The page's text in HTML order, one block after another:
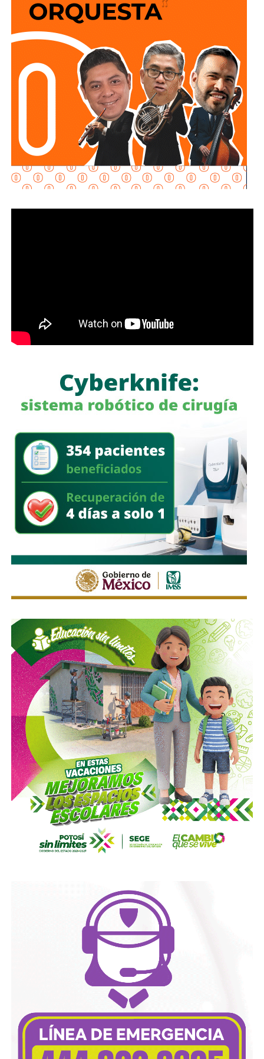
No soy un experto en ingeniería urbana, por lo que no
pretendo entrar en detalles técnicos de si está bien o mal
hecho, por eso me centro en losdebates que quieren
forzar las páginas de Facebookque se llaman medios
de prensa.
Pocas veces he visto medios cuestionar la constante
construcción de estructura cochista que lejos de mejorar la
movilidad, como dicen los boletines oficiales, tienden
solamente a
favorecer la velocidad
¿Quién se acuerda de los peatones? ¿Quién piensa
en el que quiere cruzar la calle sin tener que subirse
en medio de la calle, pero la mayoría de los que piden la
señal con el aviso son los mismos que, a propósito, no
ser cortés con los peatones que intentan
Señales faltan más, como una que indique para qué o
realidad nadie lo sabe a ciencia cierta, otras en toda la
ciudad, lasque avisen que la ciclovía no es para que se
estacionen autos de los negocios de Carranza o
Himno Nacional.
La Avenida Chapultepec tiene varias señales que indican
que ellímite de velocidad es de 50 km/h, algunas casi
borradas -ahí te encargo, Ayuntamiento- pero en los
videos que circularon de autos voladores,en ninguno de
los casos, la velocidad del vehículo estaba por debajo
del límite permitido
.
Sí hubo un fallo grande por parte de las autoridades
viales municipales que no anunciaron a tiempo el tope
y no colocaron la señal hasta que ya estaba listo el muro
de los tormentos.
Sigue existiendo tardanza por parte de estas mismas
autoridades pararepintar o rescatar las señales que
no solo ahí, sino en toda la ciudad, están mal pintadas,
opacas, mal colocadas o tapadas por árboles.
de cada día), ¿por qué no acompañaron sus post con un
“circule con cuidado”, “cumpla con lo establecido”,
“respete al peatón”?
A mis colegas de los medios: falta para el 2027, no
empecemos desde ya a
querer caerle mejor al que
todavía no saben si va a seguir en el poder
periodismo útil, no crítica en busca de likes.
Conductores:
no usen el
móvil mientras cruzan las calles, ni intenten ganarle al
semáforo.Ciclistas: hay solo 3 ciclovías, pero usémoslas